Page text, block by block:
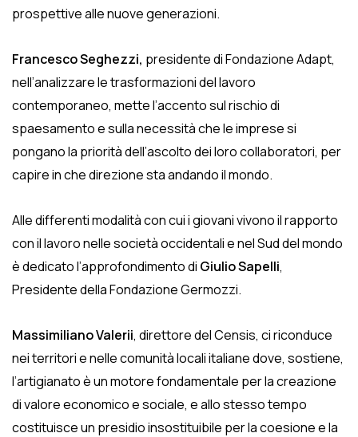
prospettive alle nuove generazioni.
Francesco Seghezzi, presidente di Fondazione Adapt,
nell’analizzare le trasformazioni del lavoro
contemporaneo, mette l’accento sul rischio di
spaesamento e sulla necessità che le imprese si
pongano la priorità dell’ascolto dei loro collaboratori, per
capire in che direzione sta andando il mondo.
Alle differenti modalità con cui i giovani vivono il rapporto
con il lavoro nelle società occidentali e nel Sud del mondo
è dedicato l’approfondimento di Giulio Sapelli,
Presidente della Fondazione Germozzi.
Massimiliano Valerii, direttore del Censis, ci riconduce
nei territori e nelle comunità locali italiane dove, sostiene,
l’artigianato è un motore fondamentale per la creazione
di valore economico e sociale, e allo stesso tempo
costituisce un presidio insostituibile per la coesione e la